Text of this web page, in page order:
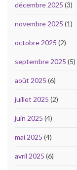
décembre 2025 (3)
novembre 2025 (1)
octobre 2025 (2)
septembre 2025 (5)
août 2025 (6)
juillet 2025 (2)
juin 2025 (4)
mai 2025 (4)
avril 2025 (6)